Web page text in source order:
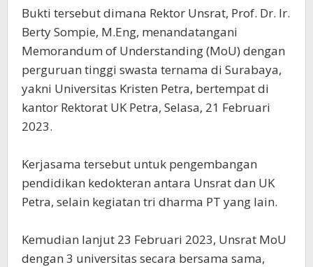
Bukti tersebut dimana Rektor Unsrat, Prof. Dr. Ir.
Berty Sompie, M.Eng, menandatangani
Memorandum of Understanding (MoU) dengan
perguruan tinggi swasta ternama di Surabaya,
yakni Universitas Kristen Petra, bertempat di
kantor Rektorat UK Petra, Selasa, 21 Februari
2023.
Kerjasama tersebut untuk pengembangan
pendidikan kedokteran antara Unsrat dan UK
Petra, selain kegiatan tri dharma PT yang lain.
Kemudian lanjut 23 Februari 2023, Unsrat MoU
dengan 3 universitas secara bersama sama,